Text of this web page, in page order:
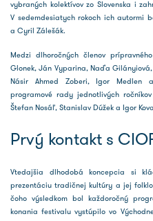
vybraných kolektívov zo Slovenska i
V sedemdesiatych rokoch ich autormi
a Cyril Zálešák.
Medzi dlhoročných členov
Glonek, Ján Vyparina, Naďa
Násir Ahmed Zoberi, Igor Medlen
programové rady jednotlivých
Štefan Nosáľ, Stanislav Dúžek a Igor
Prvý kontakt s
Vtedajšia dlhodobá koncepcia si
prezentáciu tradičnej kultúry a jej
čoho výsledkom bol každoročný
konania festivalu vystúpilo vo